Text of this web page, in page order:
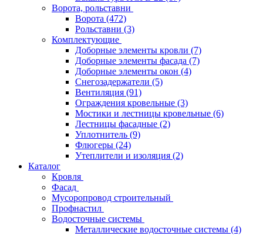
Ворота, рольставни
Ворота (472)
Рольставни (3)
Комплектующие
Доборные элементы кровли (7)
Доборные элементы фасада (7)
Доборные элементы окон (4)
Снегозадержатели (5)
Вентиляция (91)
Ограждения кровельные (3)
Мостики и лестницы кровельные (6)
Лестницы фасадные (2)
Уплотнитель (9)
Флюгеры (24)
Утеплители и изоляция (2)
Каталог
Кровля
Фасад
Мусоропровод строительный
Профнастил
Водосточные системы
Металлические водосточные системы (4)